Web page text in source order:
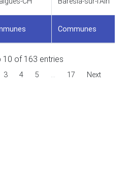
Communes
10 of 163 entries
3 4 5 … 17 Next